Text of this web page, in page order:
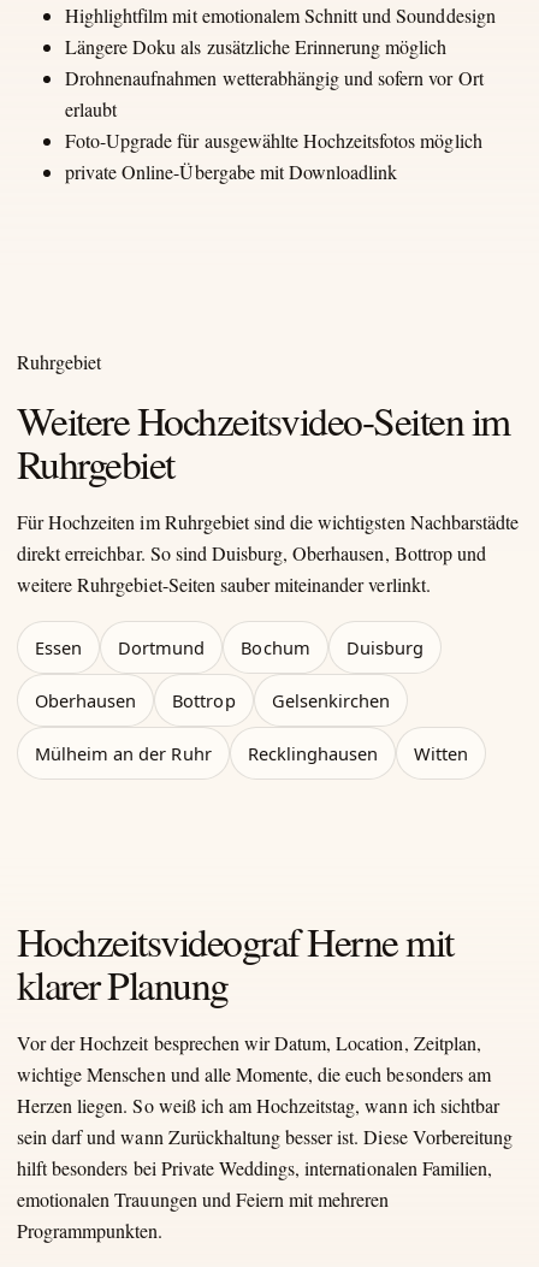
Highlightfilm mit emotionalem Schnitt und Sounddesign
Längere Doku als zusätzliche Erinnerung möglich
Drohnenaufnahmen wetterabhängig und sofern vor Ort
erlaubt
Foto-Upgrade für ausgewählte Hochzeitsfotos möglich
private Online-Übergabe mit Downloadlink
Ruhrgebiet
Weitere Hochzeitsvideo-Seiten im
Ruhrgebiet
Für Hochzeiten im Ruhrgebiet sind die wichtigsten Nachbarstädte
direkt erreichbar. So sind Duisburg, Oberhausen, Bottrop und
weitere Ruhrgebiet-Seiten sauber miteinander verlinkt.
Essen Dortmund Bochum Duisburg
Oberhausen Bottrop Gelsenkirchen
Mülheim an der Ruhr Recklinghausen Witten
Hochzeitsvideograf Herne mit
klarer Planung
Vor der Hochzeit besprechen wir Datum, Location, Zeitplan,
wichtige Menschen und alle Momente, die euch besonders am
Herzen liegen. So weiß ich am Hochzeitstag, wann ich sichtbar
sein darf und wann Zurückhaltung besser ist. Diese Vorbereitung
hilft besonders bei Private Weddings, internationalen Familien,
emotionalen Trauungen und Feiern mit mehreren
Programmpunkten.